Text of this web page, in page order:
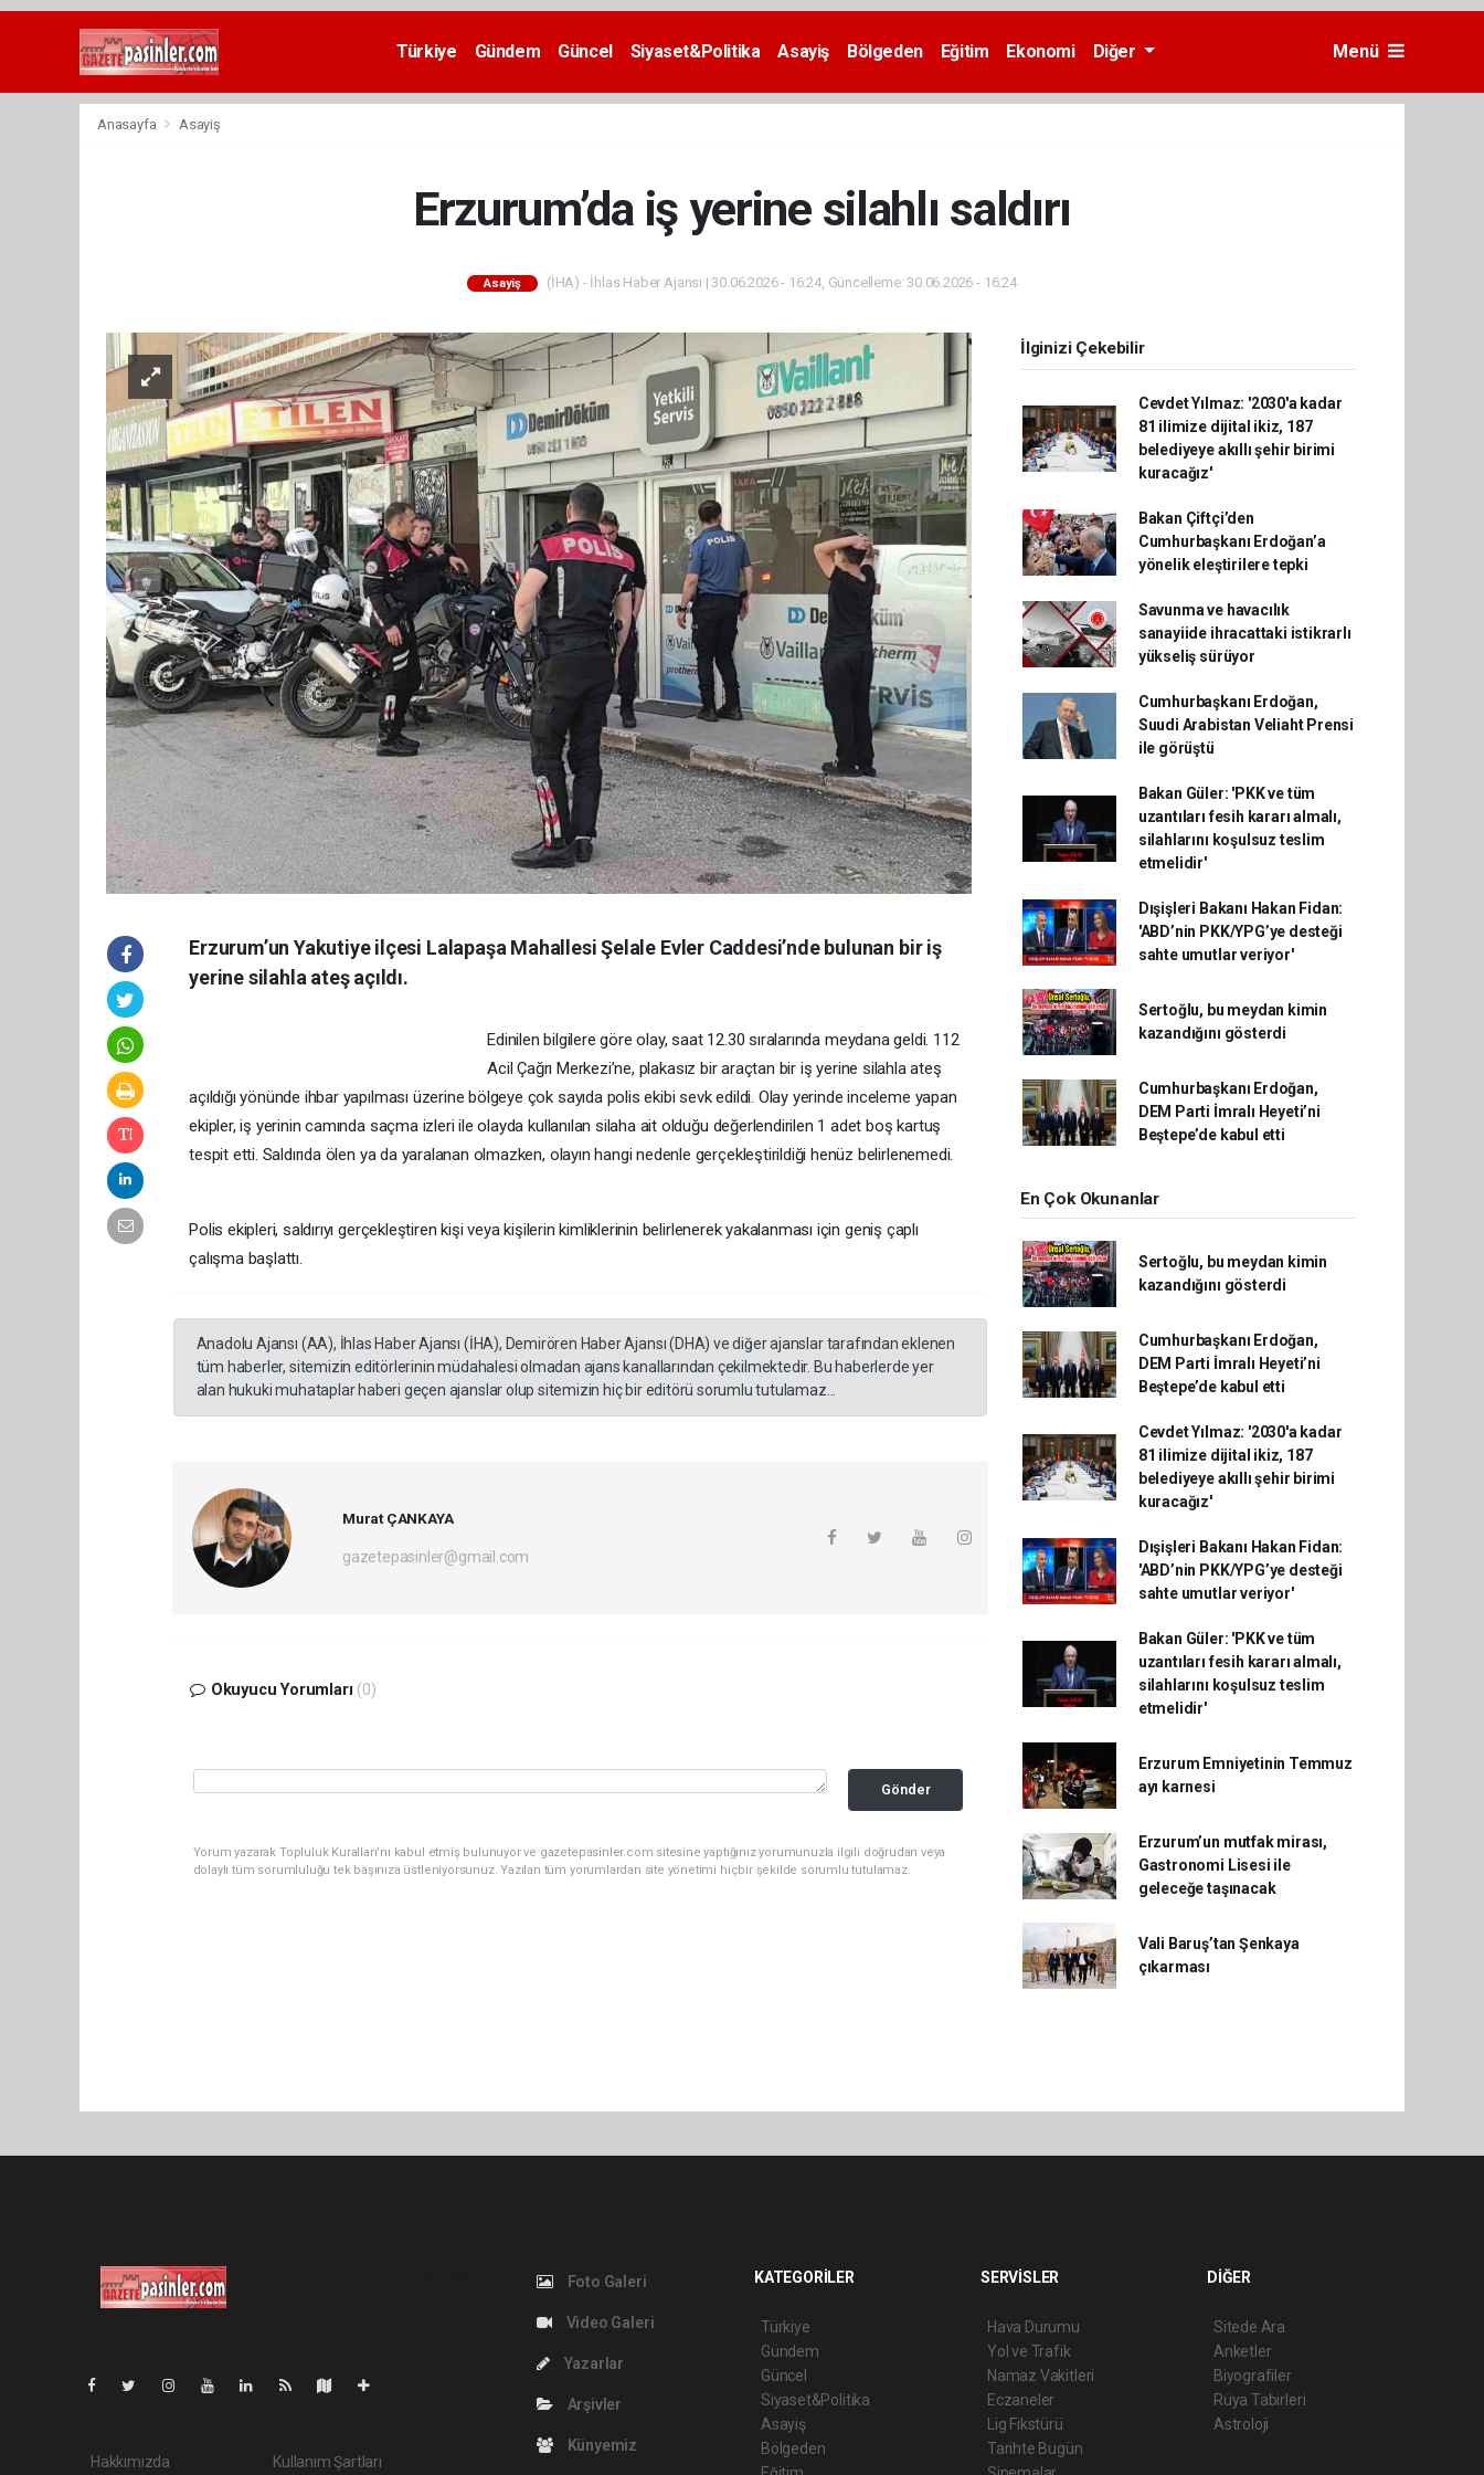
Deneme
Türkiye Gündem Güncel Siyaset&Politika Asayiş Bölgeden Eğitim Ekonomi Diğer Menü
Anasayfa Asayiş
Erzurum’da iş yerine silahlı saldırı
Asayiş (İHA) - İhlas Haber Ajansı | 30.06.2026 - 16:24, Güncelleme: 30.06.2026 - 16:24
Erzurum’un Yakutiye ilçesi Lalapaşa Mahallesi Şelale Evler Caddesi’nde bulunan bir iş
yerine silahla ateş açıldı.
Edinilen bilgilere göre olay, saat 12.30 sıralarında meydana geldi. 112
Acil Çağrı Merkezi’ne, plakasız bir araçtan bir iş yerine silahla ateş
açıldığı yönünde ihbar yapılması üzerine bölgeye çok sayıda polis ekibi sevk edildi. Olay yerinde inceleme yapan
ekipler, iş yerinin camında saçma izleri ile olayda kullanılan silaha ait olduğu değerlendirilen 1 adet boş kartuş
tespit etti. Saldırıda ölen ya da yaralanan olmazken, olayın hangi nedenle gerçekleştirildiği henüz belirlenemedi.
Polis ekipleri, saldırıyı gerçekleştiren kişi veya kişilerin kimliklerinin belirlenerek yakalanması için geniş çaplı
çalışma başlattı.
Anadolu Ajansı (AA), İhlas Haber Ajansı (İHA), Demirören Haber Ajansı (DHA) ve diğer ajanslar tarafından eklenen
tüm haberler, sitemizin editörlerinin müdahalesi olmadan ajans kanallarından çekilmektedir. Bu haberlerde yer
alan hukuki muhataplar haberi geçen ajanslar olup sitemizin hiç bir editörü sorumlu tutulamaz...
Murat ÇANKAYA
gazetepasinler@gmail.com
Okuyucu Yorumları (0)
Gönder
Yorum yazarak Topluluk Kuralları’nı kabul etmiş bulunuyor ve gazetepasinler.com sitesine yaptığınız yorumunuzla ilgili doğrudan veya
dolaylı tüm sorumluluğu tek başınıza üstleniyorsunuz. Yazılan tüm yorumlardan site yönetimi hiçbir şekilde sorumlu tutulamaz.
İlginizi Çekebilir
Cevdet Yılmaz: '2030'a kadar
81 ilimize dijital ikiz, 187
belediyeye akıllı şehir birimi
kuracağız'
Bakan Çiftçi’den
Cumhurbaşkanı Erdoğan’a
yönelik eleştirilere tepki
Savunma ve havacılık
sanayiide ihracattaki istikrarlı
yükseliş sürüyor
Cumhurbaşkanı Erdoğan,
Suudi Arabistan Veliaht Prensi
ile görüştü
Bakan Güler: 'PKK ve tüm
uzantıları fesih kararı almalı,
silahlarını koşulsuz teslim
etmelidir'
Dışişleri Bakanı Hakan Fidan:
'ABD’nin PKK/YPG’ye desteği
sahte umutlar veriyor'
Sertoğlu, bu meydan kimin
kazandığını gösterdi
Cumhurbaşkanı Erdoğan,
DEM Parti İmralı Heyeti’ni
Beştepe’de kabul etti
En Çok Okunanlar
Sertoğlu, bu meydan kimin
kazandığını gösterdi
Cumhurbaşkanı Erdoğan,
DEM Parti İmralı Heyeti’ni
Beştepe’de kabul etti
Cevdet Yılmaz: '2030'a kadar
81 ilimize dijital ikiz, 187
belediyeye akıllı şehir birimi
kuracağız'
Dışişleri Bakanı Hakan Fidan:
'ABD’nin PKK/YPG’ye desteği
sahte umutlar veriyor'
Bakan Güler: 'PKK ve tüm
uzantıları fesih kararı almalı,
silahlarını koşulsuz teslim
etmelidir'
Erzurum Emniyetinin Temmuz
ayı karnesi
Erzurum’un mutfak mirası,
Gastronomi Lisesi ile
geleceğe taşınacak
Vali Baruş’tan Şenkaya
çıkarması
Hakkımızda Kullanım Şartları
Foto Galeri
Video Galeri
Yazarlar
Arşivler
Künyemiz
KATEGORİLER
Türkiye
Gündem
Güncel
Siyaset&Politika
Asayiş
Bölgeden
SERVİSLER
Hava Durumu
Yol ve Trafik
Namaz Vakitleri
Eczaneler
Lig Fikstürü
Tarihte Bugün
DİĞER
Sitede Ara
Anketler
Biyografiler
Rüya Tabirleri
Astroloji